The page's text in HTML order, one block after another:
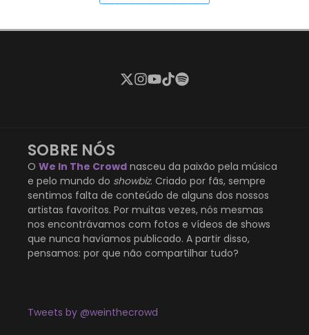
SOBRE NÓS
O We In The Crowd nasceu da paixão pela música
e pelo mundo do showbiz. Criado por fãs, sempre
sentimos falta de conteúdo de alguns dos nossos
artistas favoritos. Por muitas vezes, nós mesmas
nos encontrávamos com fotos e vídeos de shows
que nunca havíamos publicado. A partir disso,
pensamos: por que não compartilhar tudo?
Tweets by @weinthecrowd